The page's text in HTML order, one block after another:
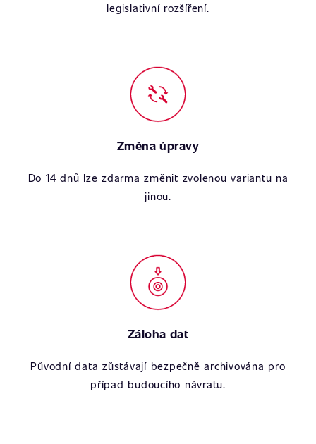
legislativní rozšíření.
Změna úpravy
Do 14 dnů lze zdarma změnit zvolenou variantu na
jinou.
Záloha dat
Původní data zůstávají bezpečně archivována pro
případ budoucího návratu.